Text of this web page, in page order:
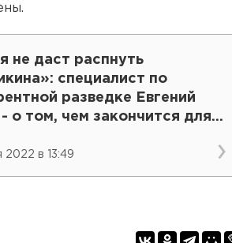
не даст распнуть
специалист по
разведке Евгений
о том, чем закончится для
2022 в 13:49